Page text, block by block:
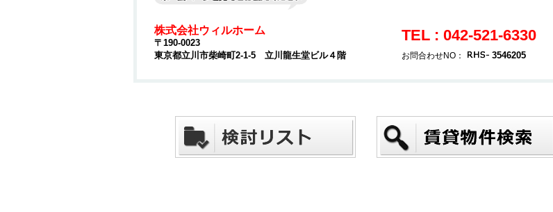
株式会社ウィルホーム
〒190-0023
東京都立川市柴崎町2-1-5 立川龍生堂ビル４階
TEL : 042-521-6330
お問合わせNO： 3546205